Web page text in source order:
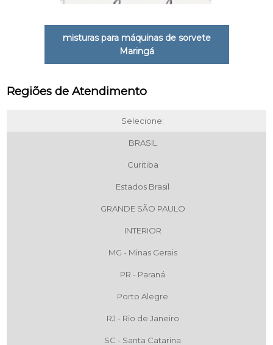
misturas para máquinas de sorvete
Maringá
Regiões de Atendimento
Selecione:
BRASIL
Curitiba
Estados Brasil
GRANDE SÃO PAULO
INTERIOR
MG - Minas Gerais
PR - Paraná
Porto Alegre
RJ - Rio de Janeiro
SC - Santa Catarina